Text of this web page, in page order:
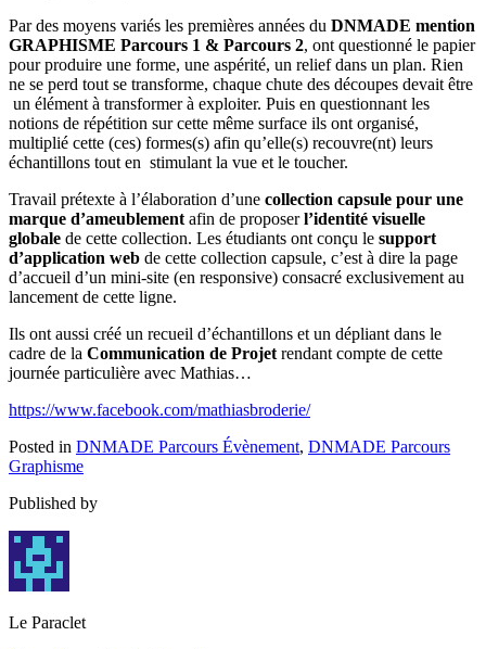
Par des moyens variés les premières années du DNMADE mention
GRAPHISME Parcours 1 & Parcours 2, ont questionné le papier
pour produire une forme, une aspérité, un relief dans un plan. Rien
ne se perd tout se transforme, chaque chute des découpes devait être
un élément à transformer à exploiter. Puis en questionnant les
notions de répétition sur cette même surface ils ont organisé,
multiplié cette (ces) formes(s) afin qu’elle(s) recouvre(nt) leurs
échantillons tout en stimulant la vue et le toucher.
Travail prétexte à l’élaboration d’une collection capsule pour une
marque d’ameublement afin de proposerl’identité visuelle
globale de cette collection. Les étudiants ont conçu le support
d’application web de cette collection capsule, c’est à dire la page
d’accueil d’un mini-site (en responsive) consacré exclusivement au
lancement de cette ligne.
Ils ont aussi créé un recueil d’échantillons et un dépliant dans le
cadre de la Communication de Projet rendant compte de cette
journée particulière avec Mathias…
https://www.facebook.com/mathiasbroderie/
Posted in DNMADE Parcours Évènement, DNMADE Parcours
Graphisme
Published by
Le Paraclet